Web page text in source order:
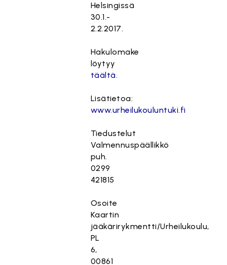
Helsingissä
30.1.-
2.2.2017.
Hakulomake
löytyy
täältä.
Lisätietoa:
www.urheilukouluntuki.fi
Tiedustelut
Valmennuspäällikkö
puh.
0299
421815
Osoite
Kaartin
jääkärirykmentti/Urheilukoulu,
PL
6,
00861